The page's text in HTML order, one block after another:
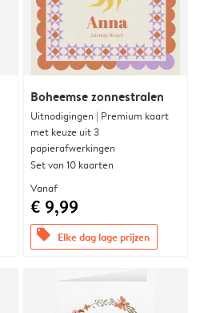
Boheemse zonnestralen
Uitnodigingen | Premium kaart
met keuze uit 3
papierafwerkingen
Set van 10 kaarten
Vanaf
€ 9,99
offers Elke dag lage prijzen